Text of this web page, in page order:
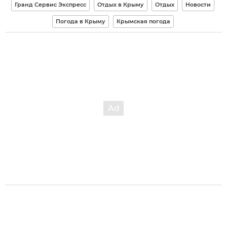
Гранд Сервис Экспресс Отдых в Крыму Отдых Новости
Погода в Крыму Крымская погода